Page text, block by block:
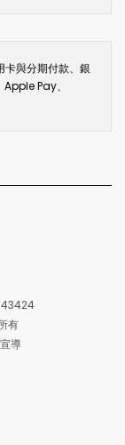
卡與分期付款、銀
Pay、
有
導